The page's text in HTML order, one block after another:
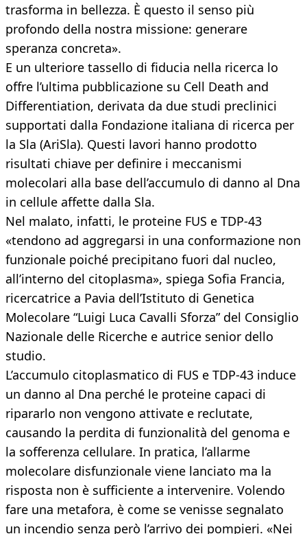
trasforma in bellezza. È questo il senso più
profondo della nostra missione: generare
speranza concreta».
E un ulteriore tassello di fiducia nella ricerca lo
offre l’ultima pubblicazione su Cell Death and
Differentiation, derivata da due studi preclinici
supportati dalla Fondazione italiana di ricerca per
la Sla (AriSla). Questi lavori hanno prodotto
risultati chiave per definire i meccanismi
molecolari alla base dell’accumulo di danno al Dna
in cellule affette dalla Sla.
Nel malato, infatti, le proteine FUS e TDP-43
«tendono ad aggregarsi in una conformazione non
funzionale poiché precipitano fuori dal nucleo,
all’interno del citoplasma», spiega Sofia Francia,
ricercatrice a Pavia dell’Istituto di Genetica
Molecolare “Luigi Luca Cavalli Sforza” del Consiglio
Nazionale delle Ricerche e autrice senior dello
studio.
L’accumulo citoplasmatico di FUS e TDP-43 induce
un danno al Dna perché le proteine capaci di
ripararlo non vengono attivate e reclutate,
causando la perdita di funzionalità del genoma e
la sofferenza cellulare. In pratica, l’allarme
molecolare disfunzionale viene lanciato ma la
risposta non è sufficiente a intervenire. Volendo
fare una metafora, è come se venisse segnalato
un incendio senza però l’arrivo dei pompieri. «Nei